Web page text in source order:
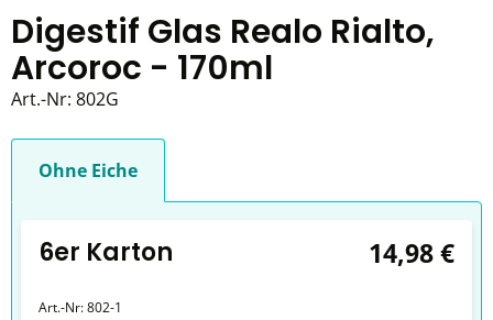
Digestif Glas Realo Rialto,
Arcoroc - 170ml
Art.-Nr: 802G
Ohne Eiche
6er Karton 14,98 €
Art.-Nr:802-1